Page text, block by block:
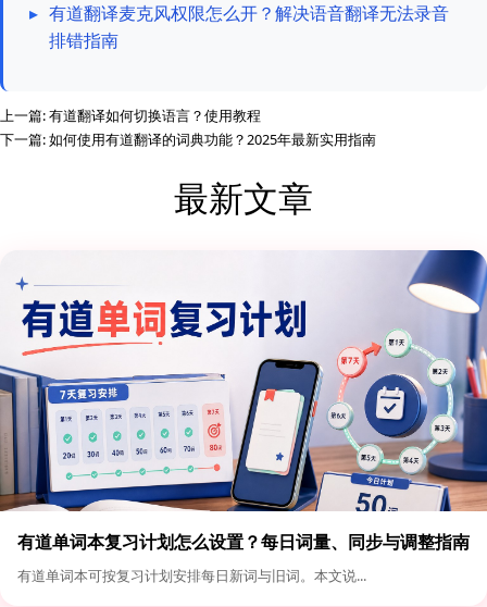
▸ 有道翻译麦克风权限怎么开？解决语音翻译无法录音
排错指南
上一篇:有道翻译如何切换语言？使用教程
下一篇:如何使用有道翻译的词典功能？2025年最新实用指南
最新文章
有道单词本复习计划怎么设置？每日词量、同步与调整指南
有道单词本可按复习计划安排每日新词与旧词。本文说...